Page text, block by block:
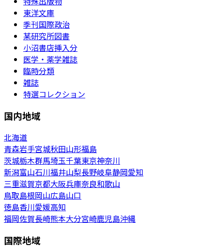
東洋文庫
季刊国際政治
某研究所図書
小沼書店挿入分
医学・薬学雑誌
臨時分類
雑誌
特選コレクション
国内地域
北海道
青森岩手宮城秋田山形福島
茨城栃木群馬埼玉千葉東京神奈川
新潟富山石川福井山梨長野岐阜静岡愛知
三重滋賀京都大阪兵庫奈良和歌山
鳥取島根岡山広島山口
徳島香川愛媛高知
福岡佐賀長崎熊本大分宮崎鹿児島沖縄
国際地域